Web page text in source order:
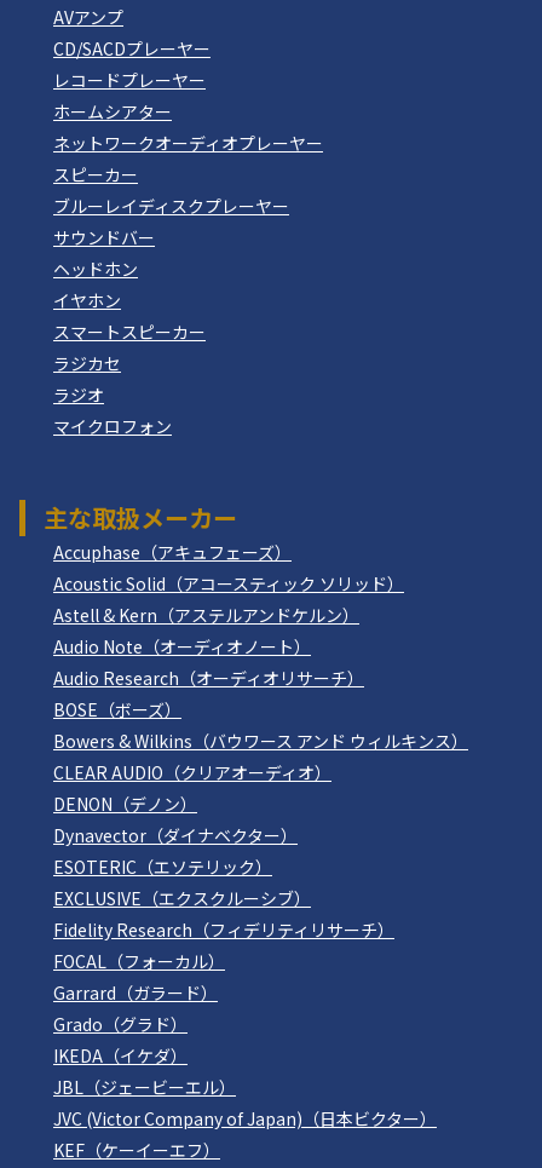
AVアンプ
CD/SACDプレーヤー
レコードプレーヤー
ホームシアター
ネットワークオーディオプレーヤー
スピーカー
ブルーレイディスクプレーヤー
サウンドバー
ヘッドホン
イヤホン
スマートスピーカー
ラジカセ
ラジオ
マイクロフォン
主な取扱メーカー
Accuphase（アキュフェーズ）
Acoustic Solid（アコースティック ソリッド）
Astell & Kern（アステルアンドケルン）
Audio Note（オーディオノート）
Audio Research（オーディオリサーチ）
BOSE（ボーズ）
Bowers & Wilkins（バウワース アンド ウィルキンス）
CLEAR AUDIO（クリアオーディオ）
DENON（デノン）
Dynavector（ダイナベクター）
ESOTERIC（エソテリック）
EXCLUSIVE（エクスクルーシブ）
Fidelity Research（フィデリティリサーチ）
FOCAL（フォーカル）
Garrard（ガラード）
Grado（グラド）
IKEDA（イケダ）
JBL（ジェービーエル）
JVC (Victor Company of Japan)（日本ビクター）
KEF（ケーイーエフ）